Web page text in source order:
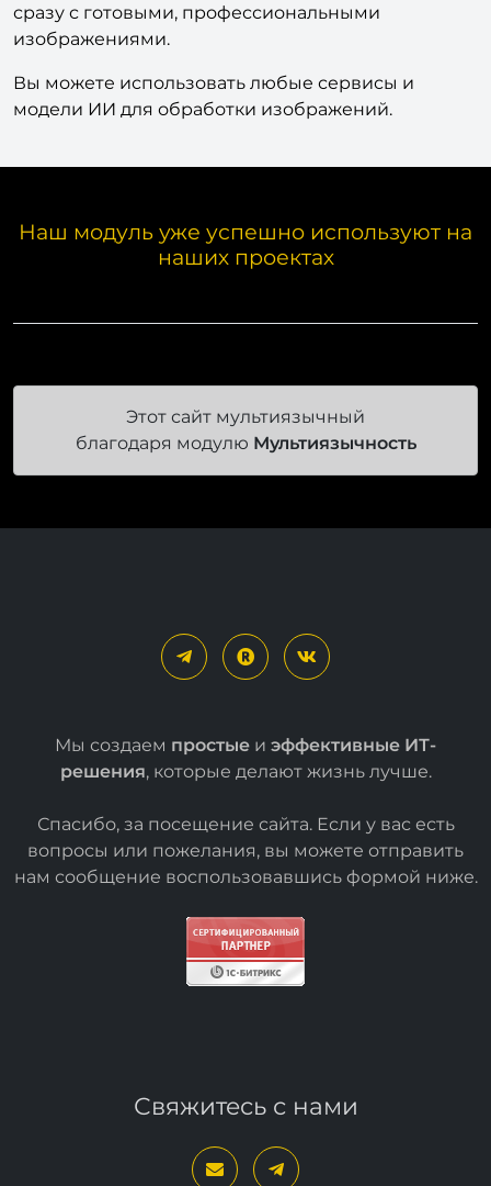
сразу с готовыми, профессиональными
изображениями.
Вы можете использовать любые сервисы и
модели ИИ для обработки изображений.
Наш модуль уже успешно используют на
наших проектах
Этот сайт мультиязычный
благодаря модулю Мультиязычность
Мы создаем простые и эффективные ИТ-
решения, которые делают жизнь лучше.
Спасибо, за посещение сайта. Если у вас есть
вопросы или пожелания, вы можете отправить
нам сообщение воспользовавшись формой ниже.
Свяжитесь с нами